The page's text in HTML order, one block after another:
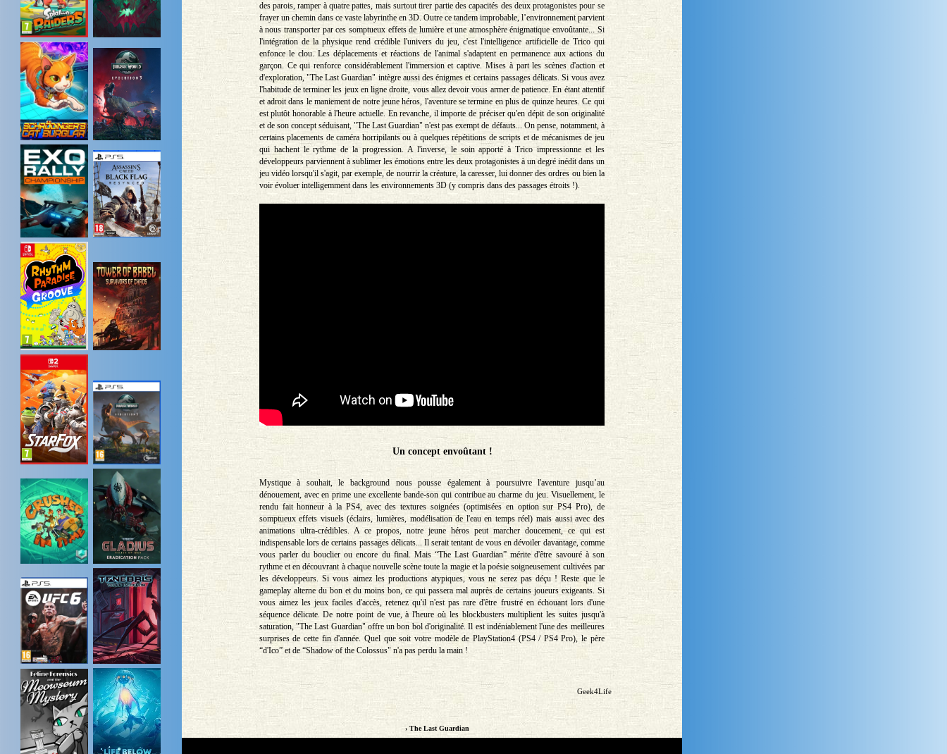
des parois, ramper à quatre pattes, mais surtout tirer partie des capacités des deux protagonistes pour se
frayer un chemin dans ce vaste labyrinthe en 3D. Outre ce tandem improbable, l’environnement parvient
à nous transporter par ces somptueux effets de lumière et une atmosphère énigmatique envoûtante... Si
l'intégration de la physique rend crédible l'univers du jeu, c'est l'intelligence artificielle de Trico qui
enfonce le clou. Les déplacements et réactions de l'animal s'adaptent en permanence aux actions du
garçon. Ce qui renforce considérablement l'immersion et captive. Mises à part les scènes d'action et
d'exploration, "The Last Guardian" intègre aussi des énigmes et certains passages délicats. Si vous avez
l'habitude de terminer les jeux en ligne droite, vous allez devoir vous armer de patience. En étant attentif
et adroit dans le maniement de notre jeune héros, l'aventure se termine en plus de quinze heures. Ce qui
est plutôt honorable à l'heure actuelle. En revanche, il importe de préciser qu'en dépit de son originalité
et de son concept séduisant, "The Last Guardian" n'est pas exempt de défauts... On pense, notamment, à
certains placements de caméra horripilants ou à quelques répétitions de scripts et de mécanismes de jeu
qui hachent le rythme de la progression. A l'inverse, le soin apporté à Trico impressionne et les
développeurs parviennent à sublimer les émotions entre les deux protagonistes à un degré inédit dans un
jeu vidéo lorsqu'il s'agit, par exemple, de nourrir la créature, la caresser, lui donner des ordres ou bien la
voir évoluer intelligemment dans les environnements 3D (y compris dans des passages étroits !).
Un concept envoûtant !
Mystique à souhait, le background nous pousse également à poursuivre l'aventure jusqu’au
dénouement, avec en prime une excellente bande-son qui contribue au charme du jeu. Visuellement, le
rendu fait honneur à la PS4, avec des textures soignées (optimisées en option sur PS4 Pro), de
somptueux effets visuels (éclairs, lumières, modélisation de l'eau en temps réel) mais aussi avec des
animations ultra-crédibles. A ce propos, notre jeune héros peut marcher doucement, ce qui est
indispensable lors de certains passages délicats... Il serait tentant de vous en dévoiler davantage, comme
vous parler du bouclier ou encore du final. Mais “The Last Guardian” mérite d'être savouré à son
rythme et en découvrant à chaque nouvelle scène toute la magie et la poésie soigneusement cultivées par
les développeurs. Si vous aimez les productions atypiques, vous ne serez pas déçu ! Reste que le
gameplay alterne du bon et du moins bon, ce qui passera mal auprès de certains joueurs exigeants. Si
vous aimez les jeux faciles d'accès, retenez qu'il n'est pas rare d'être frustré en échouant lors d'une
séquence délicate. De notre point de vue, à l'heure où les blockbusters multiplient les suites jusqu'à
saturation, "The Last Guardian" offre un bon bol d'originalité. Il est indéniablement l'une des meilleures
surprises de cette fin d'année. Quel que soit votre modèle de PlayStation4 (PS4 / PS4 Pro), le père
“d'Ico” et de “Shadow of the Colossus" n'a pas perdu la main !
Geek4Life
› The Last Guardian